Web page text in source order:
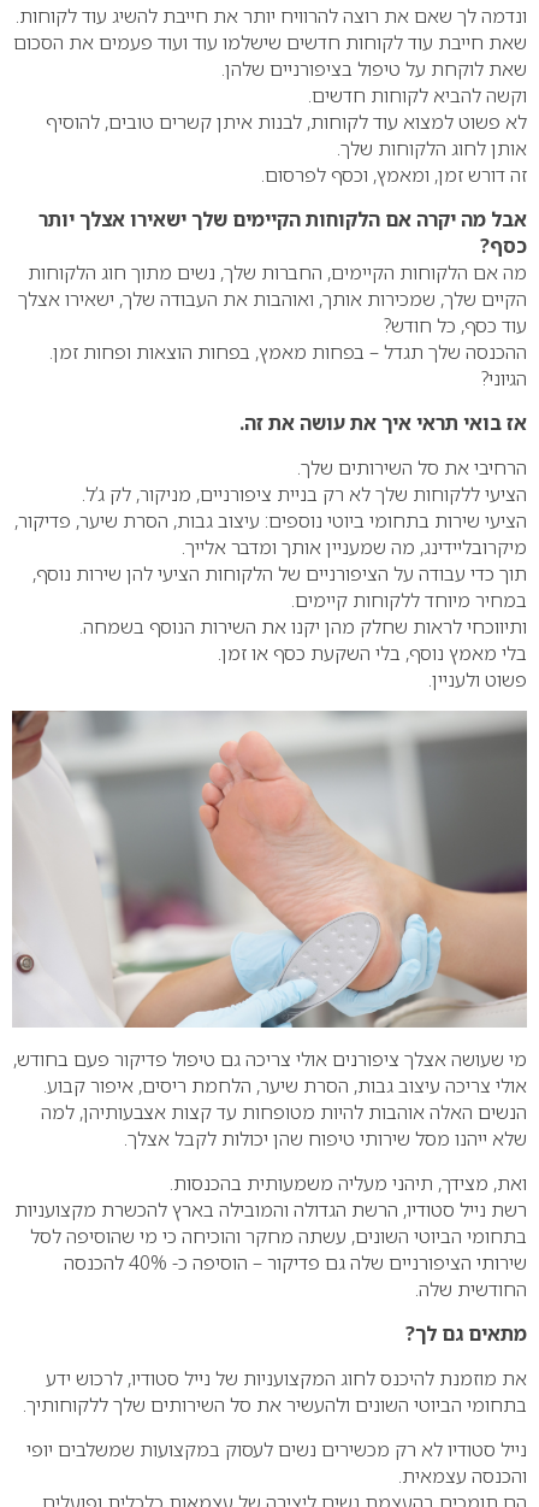
ונדמה לך שאם את רוצה להרוויח יותר את חייבת להשיג עוד לקוחות.
שאת חייבת עוד לקוחות חדשים שישלמו עוד ועוד פעמים את הסכום
שאת לוקחת על טיפול בציפורניים שלהן.
וקשה להביא לקוחות חדשים.
לא פשוט למצוא עוד לקוחות, לבנות איתן קשרים טובים, להוסיף
אותן לחוג הלקוחות שלך.
זה דורש זמן, ומאמץ, וכסף לפרסום.
אבל מה יקרה אם הלקוחות הקיימים שלך ישאירו אצלך יותר
כסף?
מה אם הלקוחות הקיימים, החברות שלך, נשים מתוך חוג הלקוחות
הקיים שלך, שמכירות אותך, ואוהבות את העבודה שלך, ישאירו אצלך
עוד כסף, כל חודש?
ההכנסה שלך תגדל – בפחות מאמץ, בפחות הוצאות ופחות זמן.
הגיוני?
אז בואי תראי איך את עושה את זה.
הרחיבי את סל השירותים שלך.
הציעי ללקוחות שלך לא רק בניית ציפורניים, מניקור, לק ג’ל.
הציעי שירות בתחומי ביוטי נוספים: עיצוב גבות, הסרת שיער, פדיקור,
מיקרובליידינג, מה שמעניין אותך ומדבר אלייך.
תוך כדי עבודה על הציפורניים של הלקוחות הציעי להן שירות נוסף,
במחיר מיוחד ללקוחות קיימים.
ותיווכחי לראות שחלק מהן יקנו את השירות הנוסף בשמחה.
בלי מאמץ נוסף, בלי השקעת כסף או זמן.
פשוט ולעניין.
מי שעושה אצלך ציפורנים אולי צריכה גם טיפול פדיקור פעם בחודש,
אולי צריכה עיצוב גבות, הסרת שיער, הלחמת ריסים, איפור קבוע.
הנשים האלה אוהבות להיות מטופחות עד קצות אצבעותיהן, למה
שלא ייהנו מסל שירותי טיפוח שהן יכולות לקבל אצלך.
ואת, מצידך, תיהני מעליה משמעותית בהכנסות.
רשת נייל סטודיו, הרשת הגדולה והמובילה בארץ להכשרת מקצועניות
בתחומי הביוטי השונים, עשתה מחקר והוכיחה כי מי שהוסיפה לסל
שירותי הציפורניים שלה גם פדיקור – הוסיפה כ- 40% להכנסה
החודשית שלה.
מתאים גם לך?
את מוזמנת להיכנס לחוג המקצועניות של נייל סטודיו, לרכוש ידע
בתחומי הביוטי השונים ולהעשיר את סל השירותים שלך ללקוחותיך.
נייל סטודיו לא רק מכשירים נשים לעסוק במקצועות שמשלבים יופי
והכנסה עצמאית.